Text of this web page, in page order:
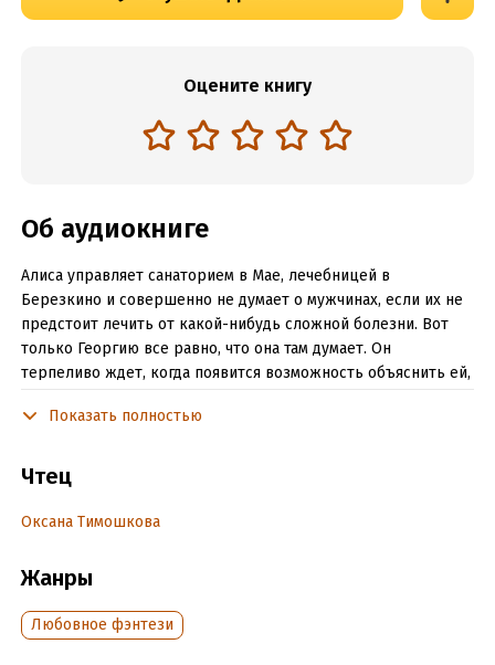
Оцените книгу
Об аудиокниге
Алиса управляет санаторием в Мае, лечебницей в
Березкино и совершенно не думает о мужчинах, если их не
предстоит лечить от какой-нибудь сложной болезни. Вот
только Георгию все равно, что она там думает. Он
терпеливо ждет, когда появится возможность объяснить ей,
мужчину уже ни на что не влияет.
Подробная информация
Дата поступления:
Показать полностью
Чтец
Оксана Тимошкова
Жанры
Любовное фэнтези